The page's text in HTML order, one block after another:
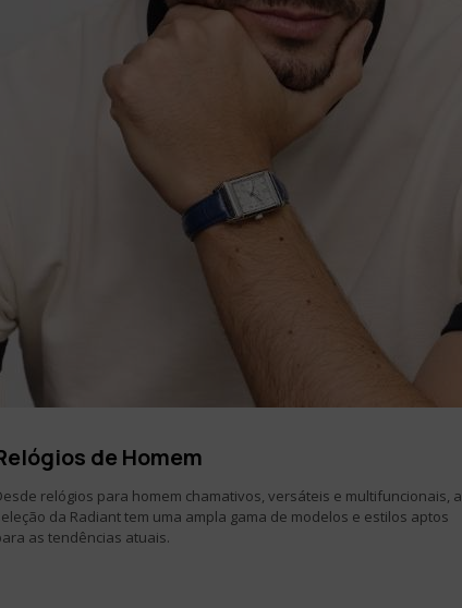
de Homem​
relógios para homem chamativos, versáteis e multifuncionais, a
da Radiant tem uma ampla gama de modelos e estilos aptos
as tendências atuais.
e acesso a vantagens
no teu e-mail.
produtos tens mais
Ambos
aceitar a nossa
qualquer altura.